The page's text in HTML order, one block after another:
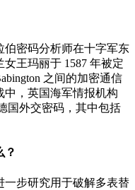
伯密码分析师在十字军东
王玛丽于 1587 年被定
之间的加密通信
，英国海军情报机构
国外交密码，其中包括
？
一步研究用于破解多表替